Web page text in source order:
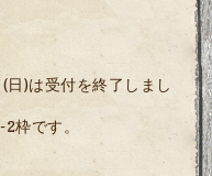
)は受付を終了しまし
枠です。